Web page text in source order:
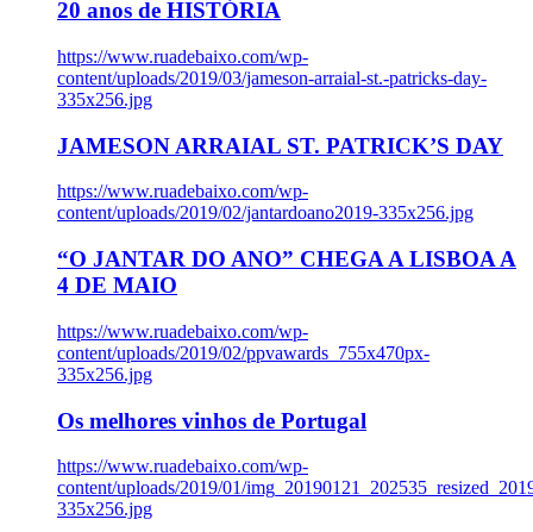
20 anos de HISTÓRIA
https://www.ruadebaixo.com/wp-
content/uploads/2019/03/jameson-arraial-st.-patricks-day-
335x256.jpg
JAMESON ARRAIAL ST. PATRICK’S DAY
https://www.ruadebaixo.com/wp-
content/uploads/2019/02/jantardoano2019-335x256.jpg
“O JANTAR DO ANO” CHEGA A LISBOA A
4 DE MAIO
https://www.ruadebaixo.com/wp-
content/uploads/2019/02/ppvawards_755x470px-
335x256.jpg
Os melhores vinhos de Portugal
https://www.ruadebaixo.com/wp-
content/uploads/2019/01/
335x256.jpg